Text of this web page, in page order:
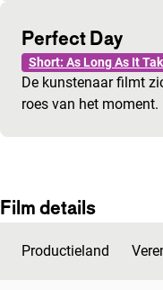
Perfect Day
Short: As Long As It
De kunstenaar filmt
roes van het moment.
Film details
Productieland